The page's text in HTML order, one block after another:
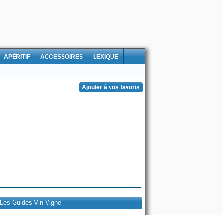
APÉRITIF ACCESSOIRES LEXIQUE
Les Guides Vin-Vigne